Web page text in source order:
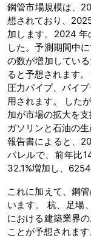
鋼管市場規模は、
想されており、
加します。2024 年
した。予測期間中
の数が増加してい
ると予想されます
圧力パイプ、パイ
用されます。 した
加が市場の拡大を
ガソリンと石油の
報告書によると、
バレルで、前年比
32.1%増加し、
これに加えて、鋼
います。 杭、足場
における建築業界
ことが予想されま